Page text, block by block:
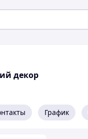
декор
График